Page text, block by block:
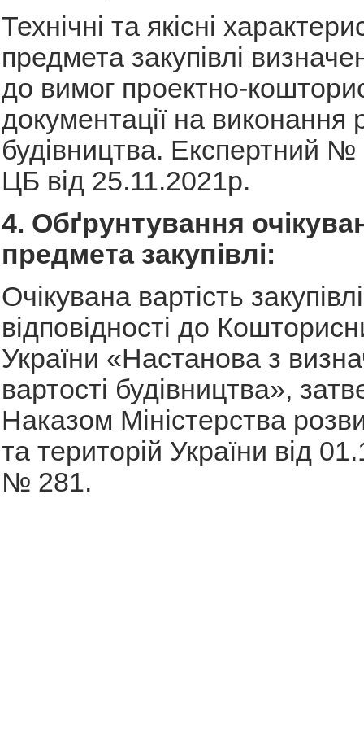
Технічні та якісні
предмета закупівлі
до вимог проектно-
документації на виконання
будівництва. Експертний
ЦБ від 25.11.2021р.
4. Обґрунтування
предмета закупівлі:
Очікувана вартість
відповідності до
України «Настанова з
вартості будівництва»,
Наказом Міністерства
та територій України від
№ 281.